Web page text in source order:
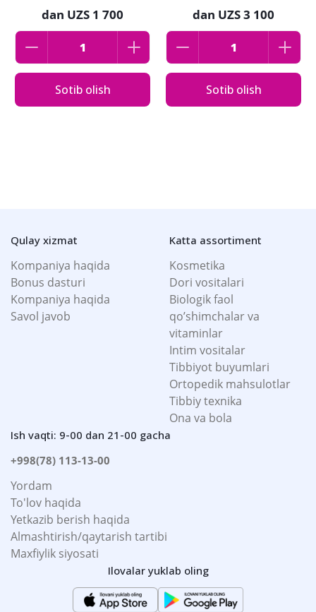
dan UZS 1 700
Sotib olish
dan UZS 3 100
Sotib olish
Qulay xizmat
Kompaniya haqida
Bonus dasturi
Kompaniya haqida
Savol javob
Katta assortiment
Kosmetika
Dori vositalari
Biologik faol
qo’shimchalar va
vitaminlar
Intim vositalar
Tibbiyot buyumlari
Ortopedik mahsulotlar
Tibbiy texnika
Ona va bola
Ish vaqti: 9-00 dan 21-00 gacha
+998(78) 113-13-00
Yordam
To'lov haqida
Yetkazib berish haqida
Almashtirish/qaytarish tartibi
Maxfiylik siyosati
Ilovalar yuklab oling